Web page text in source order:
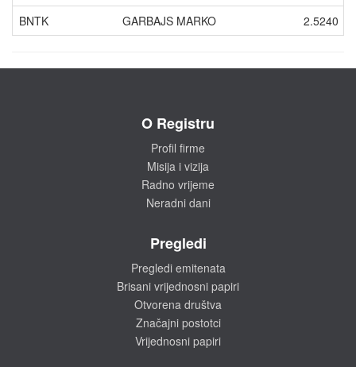
BNTK
GARBAJS MARKO 2.5240
O Registru
Profil firme
Misija i vizija
Radno vrijeme
Neradni dani
Pregledi
Pregledi emitenata
Brisani vrijednosni papiri
Otvorena društva
Značajni postotci
Vrijednosni papiri